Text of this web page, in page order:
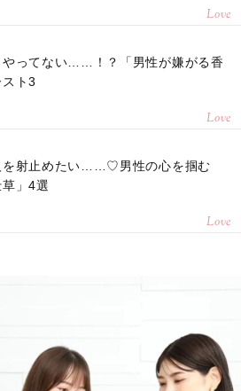
Love
やってない……！？「男性が嫌がる香
スト3
Love
を射止めたい……♡男性の心を掴む
草」4選
Love